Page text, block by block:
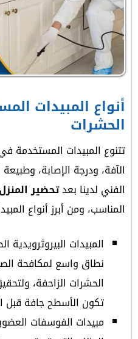
أنواع المبيدات
الحشرات
تتنوع المبيدات المستخدمة
الآفة، ودرجة الإصابة،
الفني لدينا بعدتحضير
المناسب، ومن أبرز أنواع
المبيدات
نطاق واسع لمكافحة
الحشرات الزاحفة،
تكون الأسطح جافة قبل
مبيدات الفوسفات